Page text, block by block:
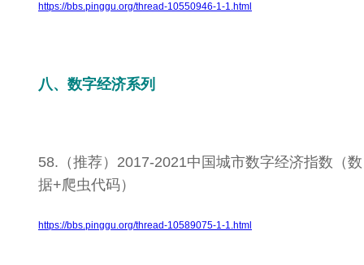
https://bbs.pinggu.org/thread-10550946-1-1.html
八、数字经济系列
58.（推荐）2017-2021中国城市数字经济指数（数
据+爬虫代码）
https://bbs.pinggu.org/thread-10589075-1-1.html